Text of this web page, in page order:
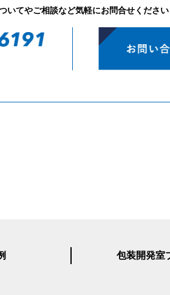
いてやご相談など気軽にお問合せください
包装開発室